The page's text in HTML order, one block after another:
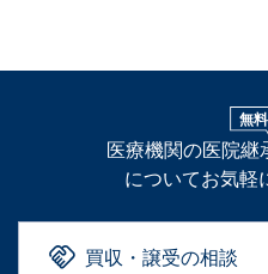
無
医療機関の医院
についてお気軽
買収・譲受の相談